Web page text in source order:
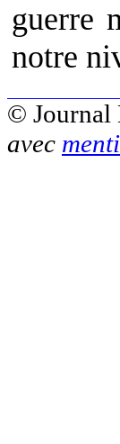
guerre
notre
©
avec